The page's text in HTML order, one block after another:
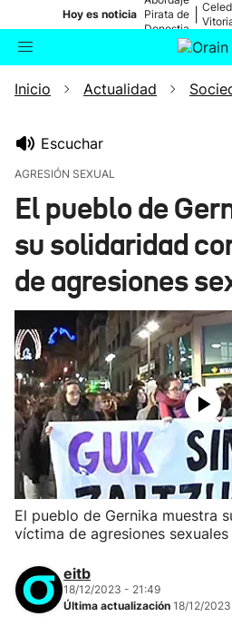
Hoy es noticia Pirata de
Donostia
Buscador
Inicio Actualidad
Escuchar
AGRESIÓN SEXUAL
El pueblo de
su solidaridad
de agresiones
El pueblo de Gernika muestra
víctima de agresiones sexuales
eitb
18/12/2023 - 21:49
Última actualización 18/12/